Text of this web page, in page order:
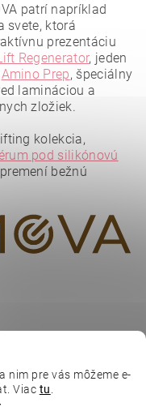
ochrany
patrí napríklad
svete, ktorá
prezentáciu
Regenerator, jeden
Amino Prep, špeciálny
lamináciou a
zložiek.
kolekcia,
pod silikónovú
bežnú
kosmetické kurzy |
nim pre vás môžeme e-
Viac tu